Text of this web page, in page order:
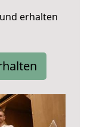
und erhalten